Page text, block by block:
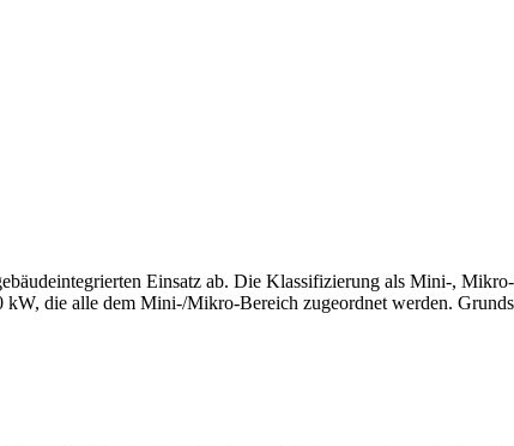
Einsatz ab. Die Klassifizierung als Mini-,
die alle dem Mini-/Mikro-Bereich zugeordnet werden.